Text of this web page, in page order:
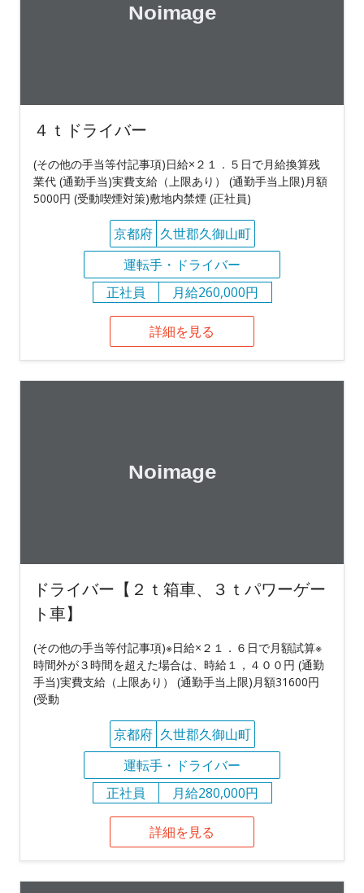
４ｔドライバー
(その他の手当等付記事項)日給×２１．５日で月給換算残
業代 (通勤手当)実費支給（上限あり） (通勤手当上限)月額
5000円 (受動喫煙対策)敷地内禁煙 (正社員)
京都府 久世郡久御山町
運転手・ドライバー
正社員
月給260,000円
詳細を見る
ドライバー【２ｔ箱車、３ｔパワーゲー
ト車】
(その他の手当等付記事項)※日給×２１．６日で月額試算※
時間外が３時間を超えた場合は、時給１，４００円 (通勤
手当)実費支給（上限あり） (通勤手当上限)月額31600円
(受動
京都府 久世郡久御山町
運転手・ドライバー
正社員
月給280,000円
詳細を見る